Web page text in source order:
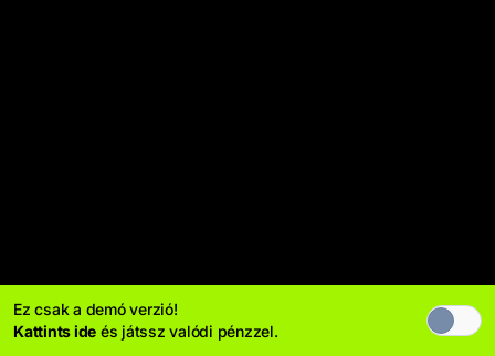
Ez csak a demó verzió!
Kattints ide és játssz valódi pénzzel.